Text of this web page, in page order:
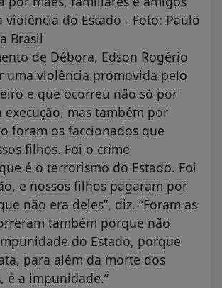
violência do Estado - Foto: Paulo
Brasil
de Débora, Edson Rogério
uma violência promovida pelo
e que ocorreu não só por
execução, mas também por
foram os faccionados que
filhos. Foi o crime
é o terrorismo do Estado. Foi
e nossos filhos pagaram por
não era deles”, diz. “Foram as
também porque não
do Estado, porque
para além da morte dos
é a impunidade.”